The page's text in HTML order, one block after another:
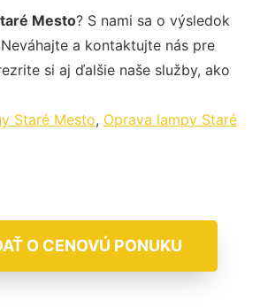
Mesto? S nami sa o výsledok
a kontaktujte nás pre
si aj ďalšie naše služby, ako
Staré Mesto, Oprava lampy Staré
O CENOVÚ PONUKU